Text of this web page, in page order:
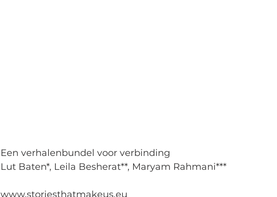
Een verhalenbundel voor verbinding
Lut Baten*, Leila Besherat**, Maryam Rahmani***
www.storiesthatmakeus.eu